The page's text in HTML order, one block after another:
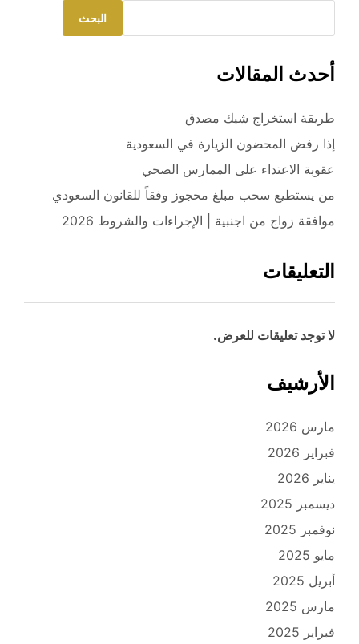
البحث
أحدث المقالات
طريقة استخراج شيك مصدق
إذا رفض المحضون الزيارة في السعودية
عقوبة الاعتداء على الممارس الصحي
من يستطيع سحب مبلغ محجوز وفقاً للقانون السعودي
موافقة زواج من اجنبية | الإجراءات والشروط 2026
التعليقات
لا توجد تعليقات للعرض.
الأرشيف
مارس 2026
فبراير 2026
يناير 2026
ديسمبر 2025
نوفمبر 2025
مايو 2025
أبريل 2025
مارس 2025
فبراير 2025